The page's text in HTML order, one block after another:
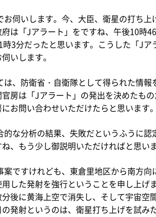
お伺いします。今、大臣、衛星の打ち
は「Jアラート」をですね、午後10時
3分だったと思います。こうした「J
いします。
は、防衛省・自衛隊として得られた情
房は「Jアラート」の発出を決めたも
お問い合わせいただけたらと思います。
的な分析の結果、失敗だというふうに
、もう少し御説明いただければと思いま
案ですけれども、東倉里地区から南方
した発射を強行ということを申し上げ
後に黄海上空で消失し、そして宇宙空
発射というのは、衛星打ち上げを試み